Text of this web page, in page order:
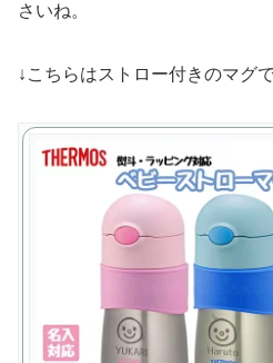
さいね。
↓こちらはストロー付きのマグで